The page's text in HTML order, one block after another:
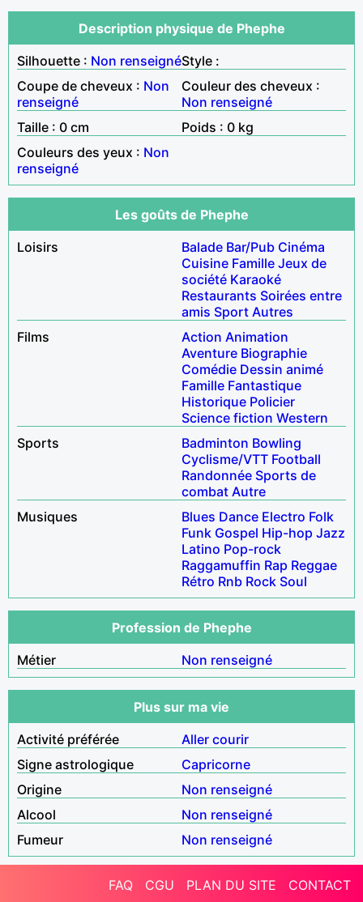
Description physique de Phephe
Silhouette : Non renseignéStyle :
Coupe de cheveux : Non
renseigné
Couleur des cheveux :
Non renseigné
Taille : 0 cm
Poids : 0 kg
Couleurs des yeux : Non
renseigné
Les goûts de Phephe
Loisirs
Balade Bar/Pub Cinéma
Cuisine Famille Jeux de
société Karaoké
Restaurants Soirées entre
amis Sport Autres
Films
Action Animation
Aventure Biographie
Comédie Dessin animé
Famille Fantastique
Historique Policier
Science fiction Western
Sports
Badminton Bowling
Cyclisme/VTT Football
Randonnée Sports de
combat Autre
Musiques
Blues Dance Electro Folk
Funk Gospel Hip-hop Jazz
Latino Pop-rock
Raggamuffin Rap Reggae
Rétro Rnb Rock Soul
Profession de Phephe
Métier
Non renseigné
Plus sur ma vie
Activité préférée
Aller courir
Signe astrologique
Capricorne
Origine
Non renseigné
Alcool
Non renseigné
Fumeur
Non renseigné
FAQ CGU PLAN DU SITE CONTACT